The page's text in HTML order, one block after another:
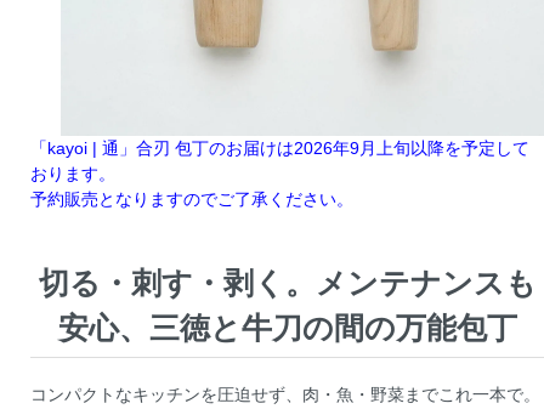
「kayoi | 通」合刃 包丁のお届けは2026年9月上旬以降を予定して
おります。
予約販売となりますのでご了承ください。
切る・刺す・剥く。メンテナンスも
安心、三徳と牛刀の間の万能包丁
コンパクトなキッチンを圧迫せず、肉・魚・野菜までこれ一本で。